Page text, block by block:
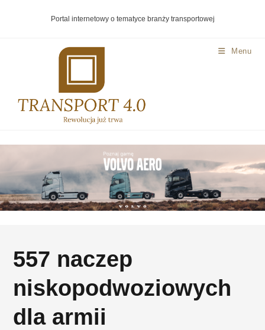
Portal internetowy o tematyce branży transportowej
Menu
557 naczep
niskopodwoziowych
dla armii